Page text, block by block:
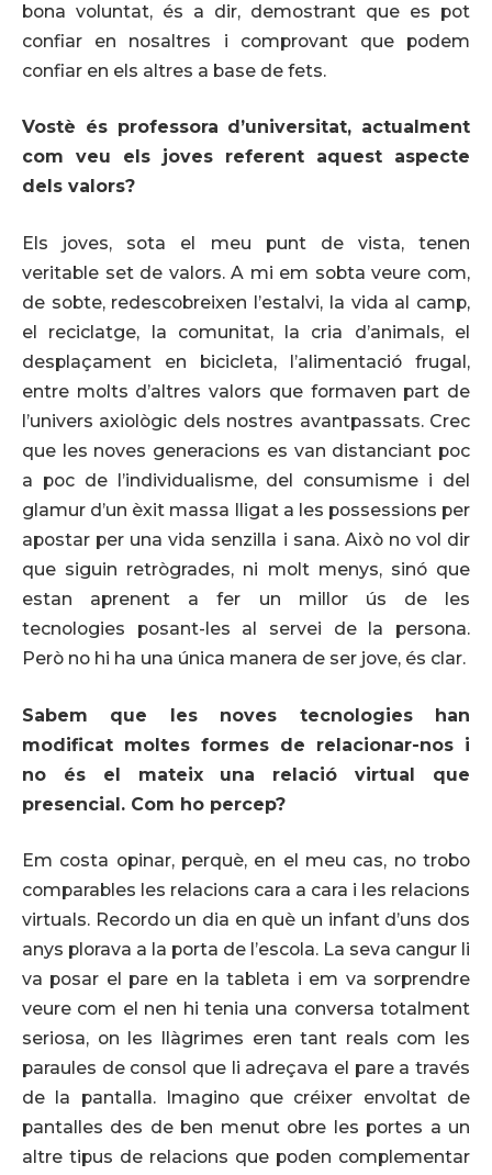
bona voluntat, és a dir, demostrant que es pot
confiar en nosaltres i comprovant que podem
confiar en els altres a base de fets.
Vostè és professora d’universitat, actualment
com veu els joves referent aquest aspecte
dels valors?
Els joves, sota el meu punt de vista, tenen
veritable set de valors. A mi em sobta veure com,
de sobte, redescobreixen l’estalvi, la vida al camp,
el reciclatge, la comunitat, la cria d’animals, el
desplaçament en bicicleta, l’alimentació frugal,
entre molts d’altres valors que formaven part de
l’univers axiològic dels nostres avantpassats. Crec
que les noves generacions es van distanciant poc
a poc de l’individualisme, del consumisme i del
glamur d’un èxit massa lligat a les possessions per
apostar per una vida senzilla i sana. Això no vol dir
que siguin retrògrades, ni molt menys, sinó que
estan aprenent a fer un millor ús de les
tecnologies posant-les al servei de la persona.
Però no hi ha una única manera de ser jove, és clar.
Sabem que les noves tecnologies han
modificat moltes formes de relacionar-nos i
no és el mateix una relació virtual que
presencial. Com ho percep?
Em costa opinar, perquè, en el meu cas, no trobo
comparables les relacions cara a cara i les relacions
virtuals. Recordo un dia en què un infant d’uns dos
anys plorava a la porta de l’escola. La seva cangur li
va posar el pare en la tableta i em va sorprendre
veure com el nen hi tenia una conversa totalment
seriosa, on les llàgrimes eren tant reals com les
paraules de consol que li adreçava el pare a través
de la pantalla. Imagino que créixer envoltat de
pantalles des de ben menut obre les portes a un
altre tipus de relacions que poden complementar